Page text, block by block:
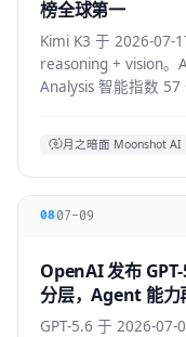
榜全球第一
Kimi K3 于 2026-07-
reasoning + vision
Analysis 智能指数
月之暗面 Moonshot AI
0807-09
OpenAI 发布
分层，Agent 能力
GPT-5.6 于 2026-07-